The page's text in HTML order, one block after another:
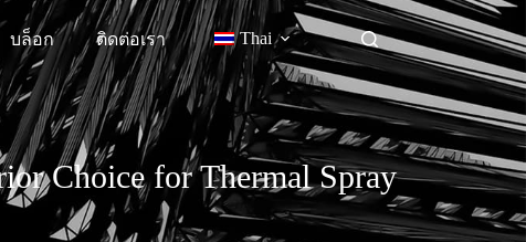
บล็อก ติดต่อเรา Thai
Choice for Thermal Spray